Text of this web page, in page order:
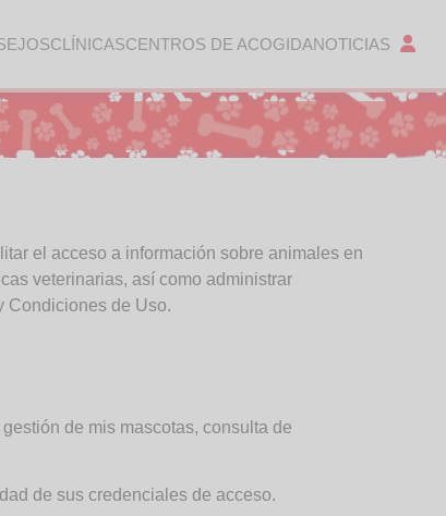
CLÍNICASCENTROS DE ACOGIDANOTICIAS
el acceso a información sobre animales en
veterinarias, así como administrar
Condiciones de Uso.
de mis mascotas, consulta de
de sus credenciales de acceso.